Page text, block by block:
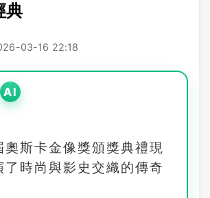
典
03-16 22:18
AI
斯卡金像獎頒獎典禮現
了時尚與影史交織的傳奇